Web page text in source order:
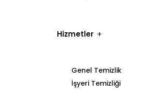
Hizmetler
Genel Temizlik
İşyeri Temizliği